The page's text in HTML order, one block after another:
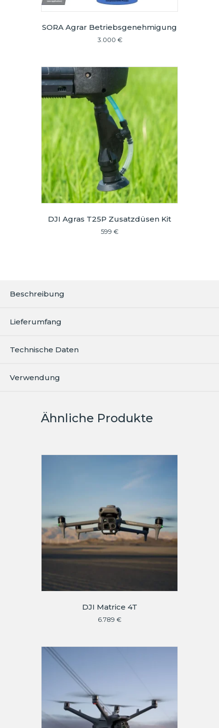
SORA Agrar Betriebsgenehmigung
3.000 €
DJI Agras T25P Zusatzdüsen Kit
599 €
Beschreibung
Lieferumfang
Technische Daten
Verwendung
Ähnliche Produkte
DJI Matrice 4T
6.789 €